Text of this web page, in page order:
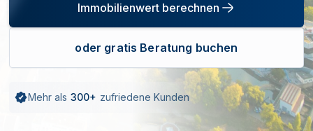
Immobilienwert berechnen
oder gratis Beratung buchen
Mehr als 300+ zufriedene Kunden